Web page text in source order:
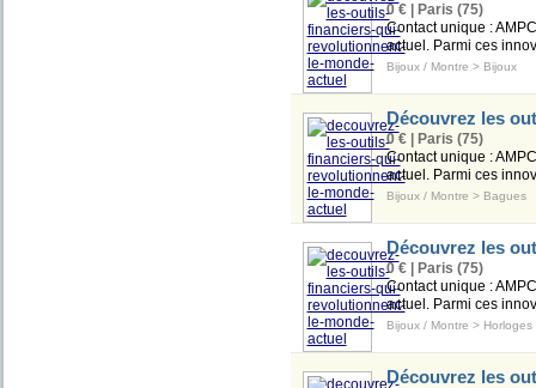
0 € | Paris (75)
Contact unique :
actuel. Parmi ces
Bijoux / Montre > Bijoux
Découvrez les
0 € | Paris (75)
Contact unique :
actuel. Parmi ces
Bijoux / Montre > Bagues
Découvrez les
0 € | Paris (75)
Contact unique :
actuel. Parmi ces
Bijoux / Montre > Horloges
Découvrez les